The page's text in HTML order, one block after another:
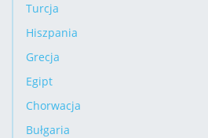
Turcja
Hiszpania
Grecja
Egipt
Chorwacja
Bułgaria